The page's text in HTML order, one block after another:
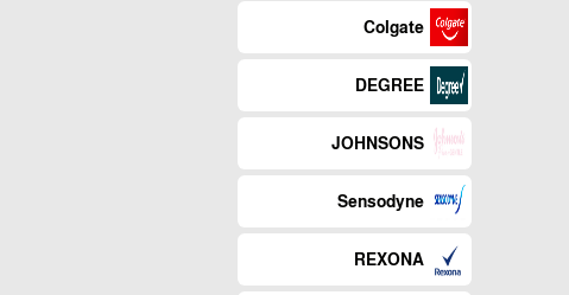
Colgate
DEGREE
JOHNSONS
Sensodyne
REXONA